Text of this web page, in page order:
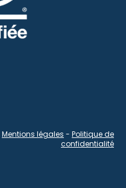
Mentions légales - Politique de
confidentialité